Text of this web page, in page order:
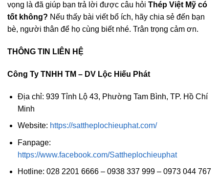
vọng là đã giúp bạn trả lời được câu hỏi Thép Việt Mỹ có
tốt không? Nếu thấy bài viết bổ ích, hãy chia sẻ đến bạn
bè, người thân để họ cùng biết nhé. Trân trọng cảm ơn.
THÔNG TIN LIÊN HỆ
Công Ty TNHH TM – DV Lộc Hiếu Phát
Địa chỉ: 939 Tỉnh Lộ 43, Phường Tam Bình, TP. Hồ Chí
Minh
Website: https://sattheplochieuphat.com/
Fanpage:
https://www.facebook.com/Sattheplochieuphat
Hotline: 028 2201 6666 – 0938 337 999 – 0973 044 767